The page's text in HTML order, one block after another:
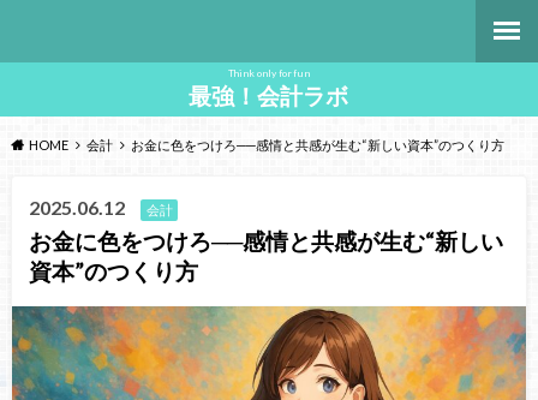
Think only for fun
最強！会計ラボ
HOME 会計 お金に色をつけろ──感情と共感が生む“新しい資本”のつくり方
2025.06.12 会計
お金に色をつけろ──感情と共感が生む“新しい
資本”のつくり方